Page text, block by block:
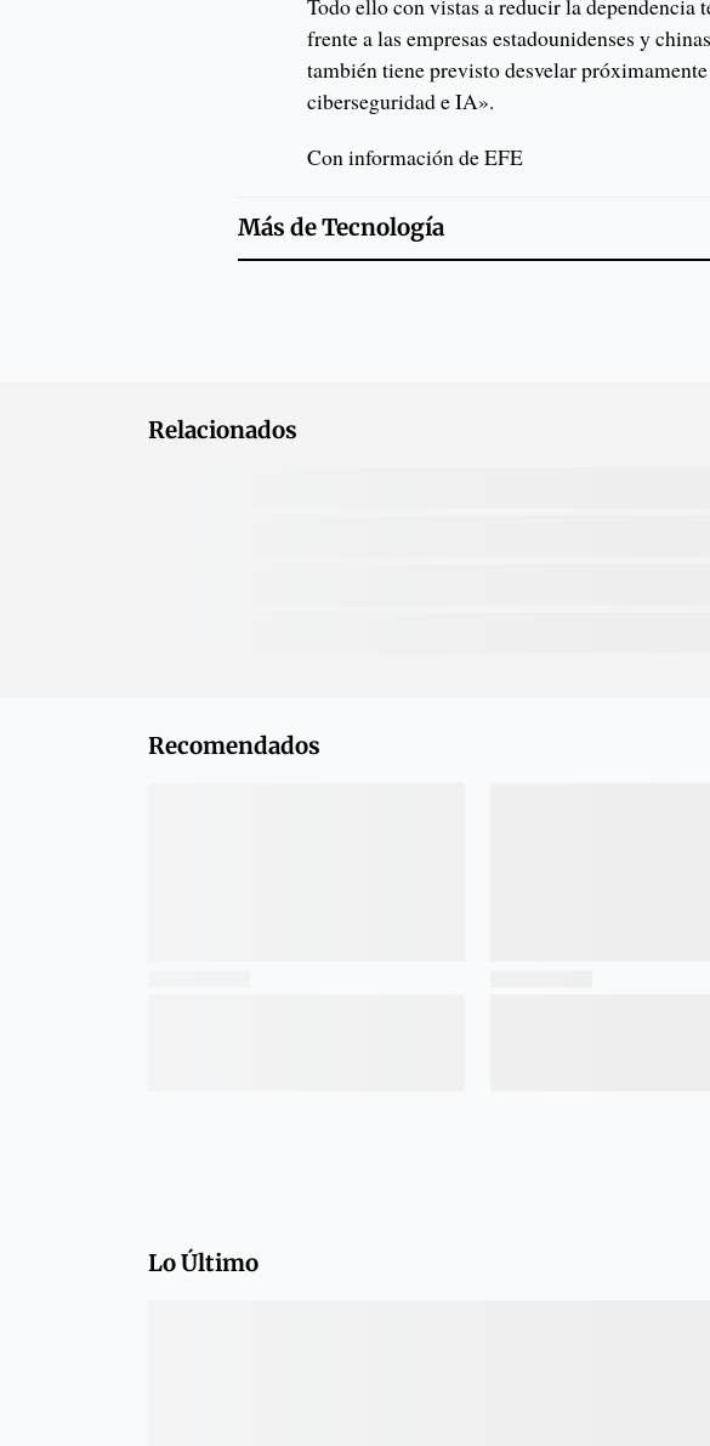
Todo ello con vistas a reducir la dependencia
frente a las empresas estadounidenses y
también tiene previsto desvelar
ciberseguridad e IA».
Con información de EFE
Más deTecnología
Relacionados
Recomendados
Lo Último